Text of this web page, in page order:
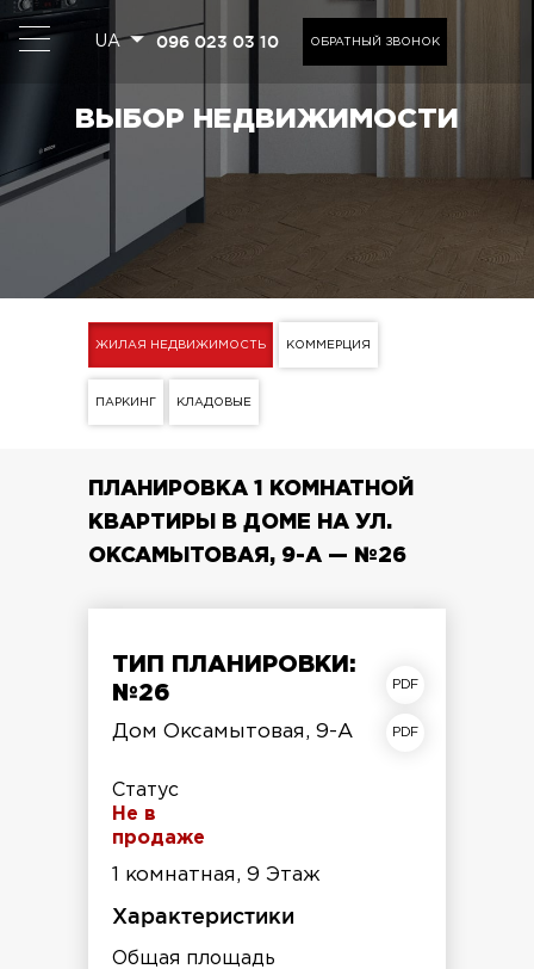
UA 096 023 03 10 ОБРАТНЫЙ ЗВОНОК
ВЫБОР НЕДВИЖИМОСТИ
ЖИЛАЯ НЕДВИЖИМОСТЬ КОММЕРЦИЯ
ПАРКИНГ КЛАДОВЫЕ
ПЛАНИРОВКА 1 КОМНАТНОЙ
КВАРТИРЫ В ДОМЕ НА УЛ.
ОКСАМЫТОВАЯ, 9-А — №26
ТИП ПЛАНИРОВКИ:
№26
Дом Оксамытовая, 9-А
Статус
Не в
продаже
1 комнатная, 9 Этаж
Характеристики
Общая площадь
план квартиры
план этажа